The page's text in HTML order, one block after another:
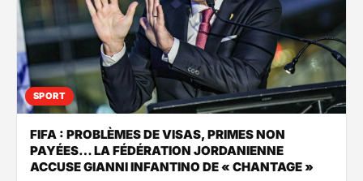
SPORT
FIFA : PROBLÈMES DE VISAS, PRIMES NON
PAYÉES… LA FÉDÉRATION JORDANIENNE
ACCUSE GIANNI INFANTINO DE « CHANTAGE »